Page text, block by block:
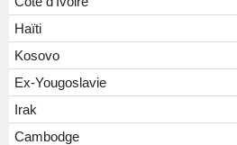
Haïti
Kosovo
Ex-Yougoslavie
Irak
Cambodge